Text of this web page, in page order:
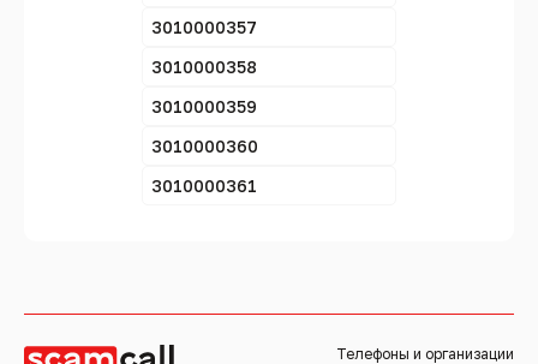
3010000357
3010000358
3010000359
3010000360
3010000361
Телефоны и организации